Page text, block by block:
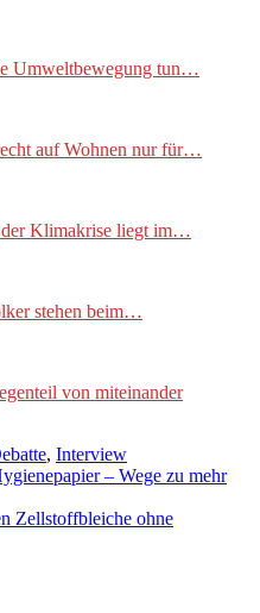
Umweltbewegung tun…
auf Wohnen nur für…
Klimakrise liegt im…
stehen beim…
von miteinander
, Interview
– Wege zu mehr
Zellstoffbleiche ohne